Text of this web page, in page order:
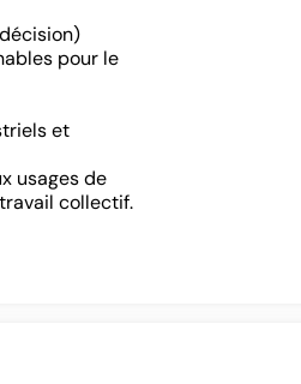
pour le
et
usages de
collectif.